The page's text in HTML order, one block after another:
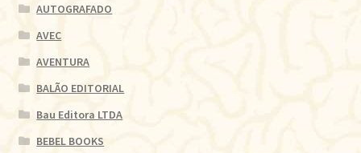
AUTOGRAFADO
AVEC
AVENTURA
BALÃO EDITORIAL
Bau Editora LTDA
BEBEL BOOKS